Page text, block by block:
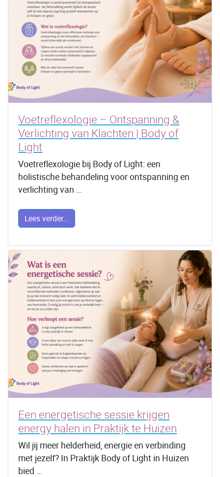
Voetreflexologie – Ontspanning &
Verlichting van Klachten | Body of
Light
Voetreflexologie bij Body of Light: een
holistische behandeling voor ontspanning en
verlichting van …
Lees verder...
Een energetische sessie krijgen
energy halen in Praktijk te Huizen
Wil jij meer helderheid, energie en verbinding
met jezelf? In Praktijk Body of Light in Huizen
bied …